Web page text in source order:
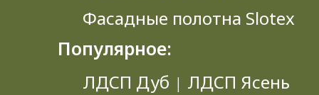
Фасадные полотна Slotex
Популярное:
ЛДСП Дуб | ЛДСП Ясень